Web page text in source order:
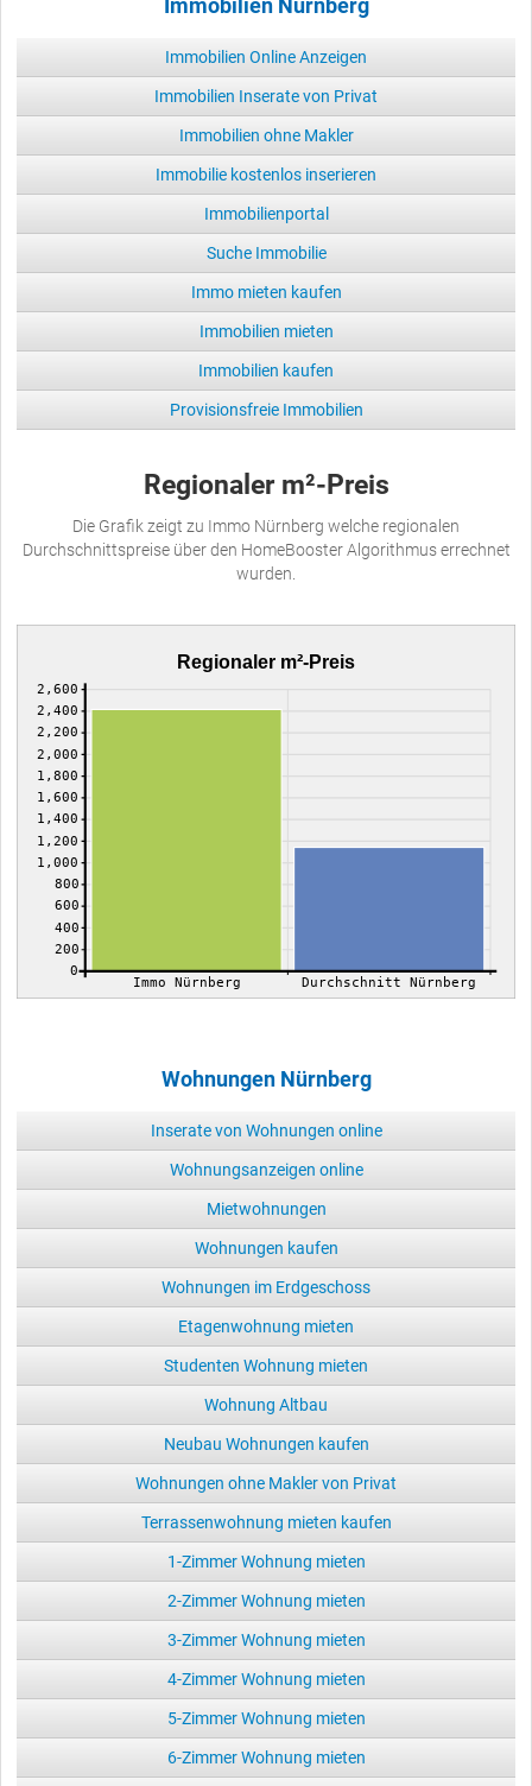
Immobilien Nürnberg
Immobilien Online Anzeigen
Immobilien Inserate von Privat
Immobilien ohne Makler
Immobilie kostenlos inserieren
Immobilienportal
Suche Immobilie
Immo mieten kaufen
Immobilien mieten
Immobilien kaufen
Provisionsfreie Immobilien
Regionaler m²-Preis
Die Grafik zeigt zu Immo Nürnberg welche regionalen
Durchschnittspreise über den HomeBooster Algorithmus errechnet
wurden.
Regionaler m²-Preis
0
200
400
600
800
1,000
1,200
1,400
1,600
1,800
2,000
2,200
2,400
2,600
Immo Nürnberg Durchschnitt Nürnberg
Wohnungen Nürnberg
Inserate von Wohnungen online
Wohnungsanzeigen online
Mietwohnungen
Wohnungen kaufen
Wohnungen im Erdgeschoss
Etagenwohnung mieten
Studenten Wohnung mieten
Wohnung Altbau
Neubau Wohnungen kaufen
Wohnungen ohne Makler von Privat
Terrassenwohnung mieten kaufen
1-Zimmer Wohnung mieten
2-Zimmer Wohnung mieten
3-Zimmer Wohnung mieten
4-Zimmer Wohnung mieten
5-Zimmer Wohnung mieten
6-Zimmer Wohnung mieten